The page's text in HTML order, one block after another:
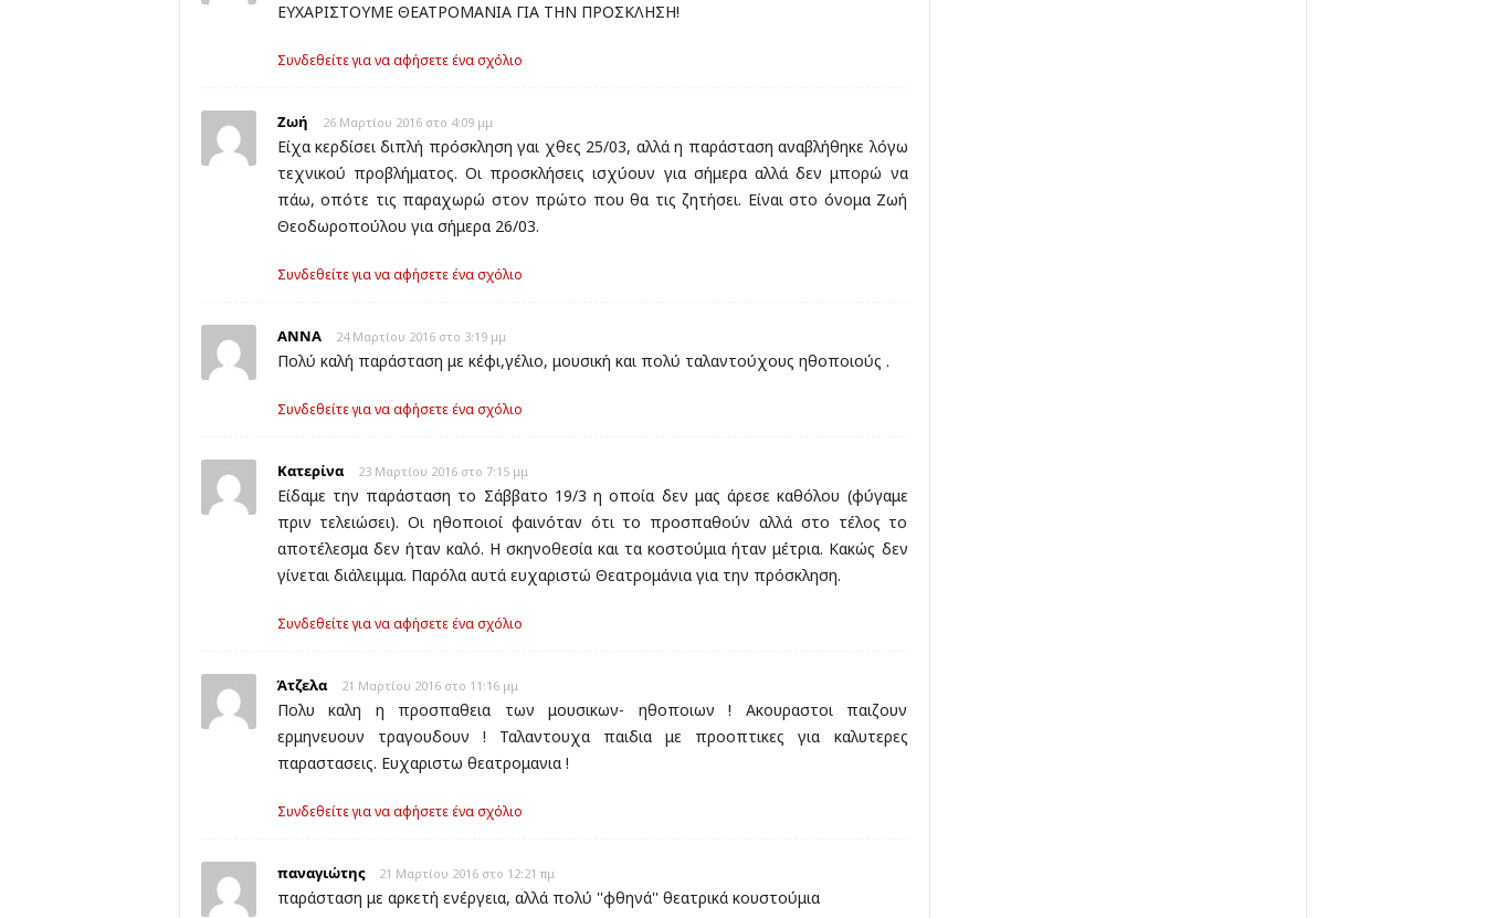
ΕΥΧΑΡΙΣΤΟΥΜΕ ΘΕΑΤΡΟΜΑΝΙΑ ΓΙΑ ΤΗΝ ΠΡΟΣΚΛΗΣΗ!
Συνδεθείτε για να αφήσετε ένα σχόλιο
Ζωή 26 Μαρτίου 2016 στο 4:09 μμ
Είχα κερδίσει διπλή πρόσκληση γαι χθες 25/03, αλλά η παράσταση αναβλήθηκε λόγω
τεχνικού προβλήματος. Οι προσκλήσεις ισχύουν για σήμερα αλλά δεν μπορώ να
πάω, οπότε τις παραχωρώ στον πρώτο που θα τις ζητήσει. Είναι στο όνομα Ζωή
Θεοδωροπούλου για σήμερα 26/03.
Συνδεθείτε για να αφήσετε ένα σχόλιο
ΑΝΝΑ 24 Μαρτίου 2016 στο 3:19 μμ
Πολύ καλή παράσταση με κέφι,γέλιο, μουσική και πολύ ταλαντούχους ηθοποιούς .
Συνδεθείτε για να αφήσετε ένα σχόλιο
Κατερίνα 23 Μαρτίου 2016 στο 7:15 μμ
Είδαμε την παράσταση το Σάββατο 19/3 η οποία δεν μας άρεσε καθόλου (φύγαμε
πριν τελειώσει). Οι ηθοποιοί φαινόταν ότι το προσπαθούν αλλά στο τέλος το
αποτέλεσμα δεν ήταν καλό. Η σκηνοθεσία και τα κοστούμια ήταν μέτρια. Κακώς δεν
γίνεται διάλειμμα. Παρόλα αυτά ευχαριστώ Θεατρομάνια για την πρόσκληση.
Συνδεθείτε για να αφήσετε ένα σχόλιο
Άτζελα 21 Μαρτίου 2016 στο 11:16 μμ
Πολυ καλη η προσπαθεια των μουσικων- ηθοποιων ! Ακουραστοι παιζουν
ερμηνευουν τραγουδουν ! Ταλαντουχα παιδια με προοπτικες για καλυτερες
παραστασεις. Ευχαριστω θεατρομανια !
Συνδεθείτε για να αφήσετε ένα σχόλιο
παναγιώτης 21 Μαρτίου 2016 στο 12:21 πμ
παράσταση με αρκετή ενέργεια, αλλά πολύ ''φθηνά'' θεατρικά κουστούμια